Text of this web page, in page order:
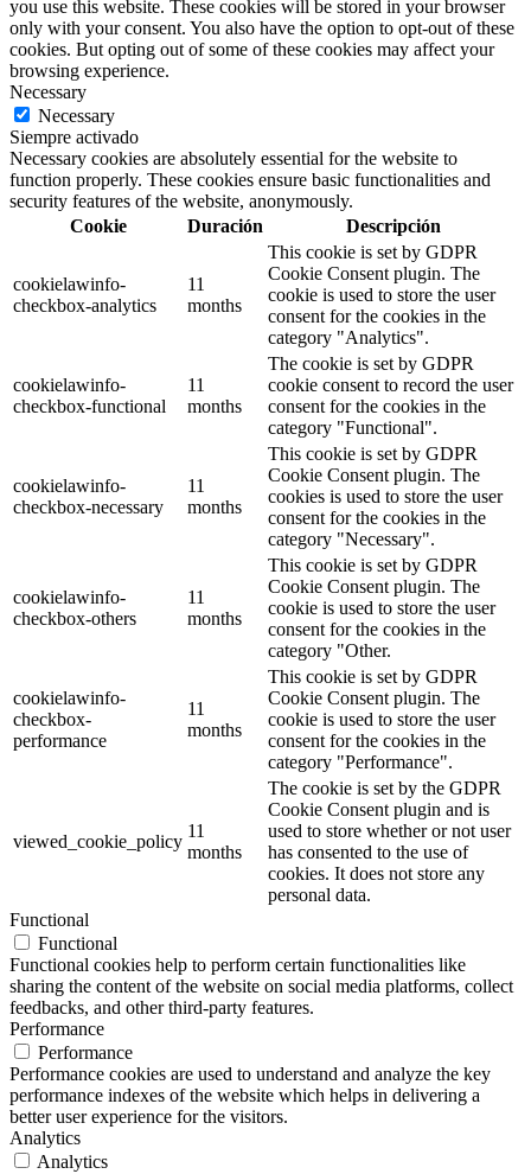
you use this website. These cookies will be stored in your browser
only with your consent. You also have the option to opt-out of these
cookies. But opting out of some of these cookies may affect your
browsing experience.
Necessary
Necessary
Siempre activado
Necessary cookies are absolutely essential for the website to
function properly. These cookies ensure basic functionalities and
security features of the website, anonymously.
Cookie
Duración Descripción
cookielawinfo-
checkbox-analytics
11
months
This cookie is set by GDPR
Cookie Consent plugin. The
cookie is used to store the user
consent for the cookies in the
category "Analytics".
cookielawinfo-
checkbox-functional
11
months
The cookie is set by GDPR
cookie consent to record the user
consent for the cookies in the
category "Functional".
cookielawinfo-
checkbox-necessary
11
months
This cookie is set by GDPR
Cookie Consent plugin. The
cookies is used to store the user
consent for the cookies in the
category "Necessary".
cookielawinfo-
checkbox-others
11
months
This cookie is set by GDPR
Cookie Consent plugin. The
cookie is used to store the user
consent for the cookies in the
category "Other.
cookielawinfo-
checkbox-
performance
11
months
This cookie is set by GDPR
Cookie Consent plugin. The
cookie is used to store the user
consent for the cookies in the
category "Performance".
viewed_cookie_policy
11
months
The cookie is set by the GDPR
Cookie Consent plugin and is
used to store whether or not user
has consented to the use of
cookies. It does not store any
personal data.
Functional
Functional
Functional cookies help to perform certain functionalities like
sharing the content of the website on social media platforms, collect
feedbacks, and other third-party features.
Performance
Performance
Performance cookies are used to understand and analyze the key
performance indexes of the website which helps in delivering a
better user experience for the visitors.
Analytics
Analytics